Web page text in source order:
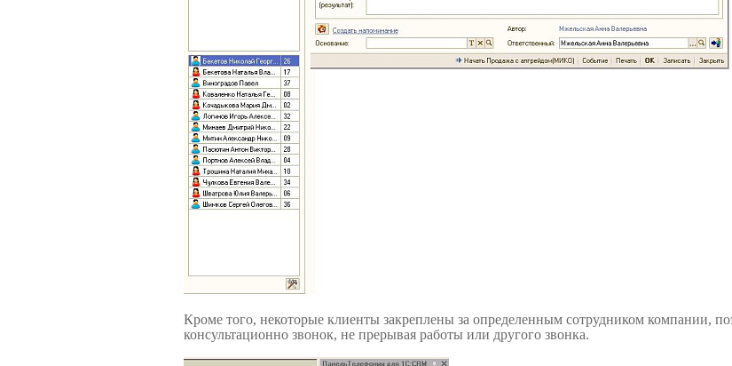
Кроме того, некоторые клиенты закреплены за определенным сотрудником компании,
консультационно звонок, не прерывая работы или другого звонка.